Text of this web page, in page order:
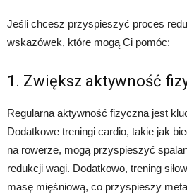
Jeśli chcesz przyspieszyć proces
wskazówek, które mogą Ci pomóc:
1. Zwiększ aktywność
Regularna aktywność fizyczna jest
Dodatkowe treningi cardio, takie jak
na rowerze, mogą przyspieszyć
redukcji wagi. Dodatkowo, trening
masę mięśniową, co przyspieszy